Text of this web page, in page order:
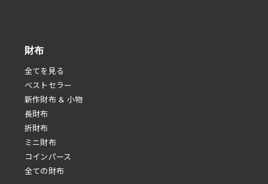
財布
全てを見る
べストセラー
新作財布 & 小物
長財布
折財布
ミニ財布
コインパース
全ての財布